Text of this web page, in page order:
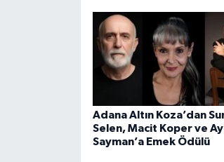
Adana Altın Koza’dan
Selen, Macit Koper ve
Sayman’a Emek Ödülü